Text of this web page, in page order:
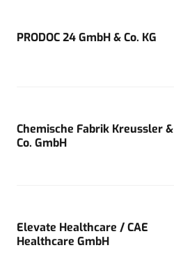
PRODOC 24 GmbH & Co. KG
Chemische Fabrik Kreussler &
Co. GmbH
Elevate Healthcare / CAE
Healthcare GmbH